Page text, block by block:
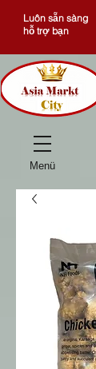
Menü
Luôn sẵn sàng
hỗ trợ bạn